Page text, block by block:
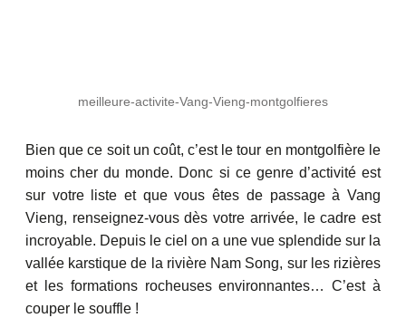
meilleure-activite-Vang-Vieng-montgolfieres
Bien que ce soit un coût, c’est le tour en montgolfière le
moins cher du monde. Donc si ce genre d’activité est
sur votre liste et que vous êtes de passage à Vang
Vieng, renseignez-vous dès votre arrivée, le cadre est
incroyable. Depuis le ciel on a une vue splendide sur la
vallée karstique de la rivière Nam Song, sur les rizières
et les formations rocheuses environnantes… C’est à
couper le souffle !